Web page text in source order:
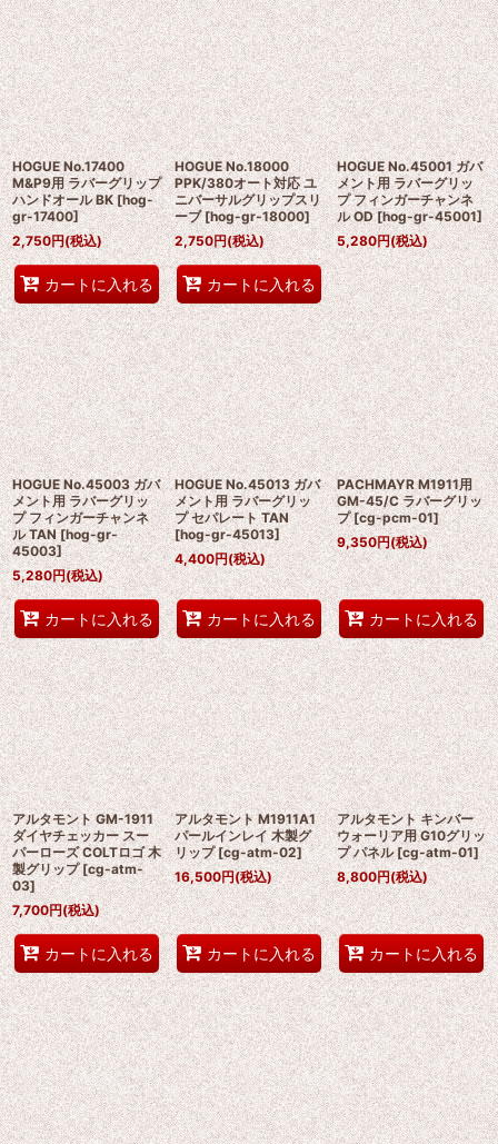
HOGUE No.17400
M&P9用 ラバーグリップ
ハンドオール BK [hog-
gr-17400]
2,750円(税込)
カートに入れる
HOGUE No.18000
PPK/380オート対応 ユ
ニバーサルグリップスリ
ーブ [hog-gr-18000]
2,750円(税込)
カートに入れる
HOGUE No.45001 ガバ
メント用 ラバーグリッ
プ フィンガーチャンネ
ル OD [hog-gr-45001]
5,280円(税込)
HOGUE No.45003 ガバ
メント用 ラバーグリッ
プ フィンガーチャンネ
ル TAN [hog-gr-
45003]
5,280円(税込)
カートに入れる
HOGUE No.45013 ガバ
メント用 ラバーグリッ
プ セパレート TAN
[hog-gr-45013]
4,400円(税込)
カートに入れる
PACHMAYR M1911用
GM-45/C ラバーグリッ
プ [cg-pcm-01]
9,350円(税込)
カートに入れる
アルタモント GM-1911
ダイヤチェッカー スー
パーローズ COLTロゴ 木
製グリップ [cg-atm-
03]
7,700円(税込)
カートに入れる
アルタモント M1911A1
パールインレイ 木製グ
リップ [cg-atm-02]
16,500円(税込)
カートに入れる
アルタモント キンバー
ウォーリア用 G10グリッ
プ パネル [cg-atm-01]
8,800円(税込)
カートに入れる